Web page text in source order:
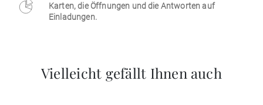
Karten, die Öffnungen und die Antworten auf
Einladungen.
Vielleicht gefällt Ihnen auch